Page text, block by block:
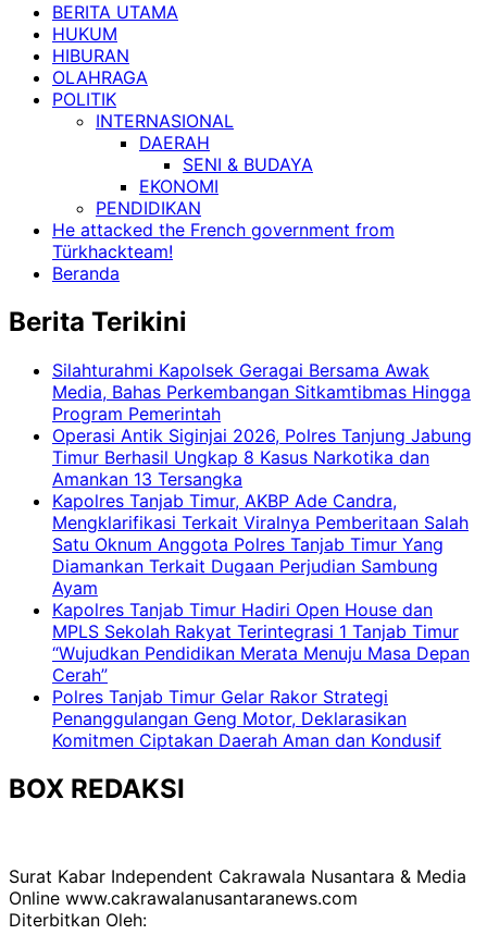
BERITA UTAMA
HUKUM
HIBURAN
OLAHRAGA
POLITIK
INTERNASIONAL
DAERAH
SENI & BUDAYA
EKONOMI
PENDIDIKAN
He attacked the French government from
Türkhackteam!
Beranda
Berita Terikini
Silahturahmi Kapolsek Geragai Bersama Awak
Media, Bahas Perkembangan Sitkamtibmas Hingga
Program Pemerintah
Operasi Antik Siginjai 2026, Polres Tanjung Jabung
Timur Berhasil Ungkap 8 Kasus Narkotika dan
Amankan 13 Tersangka
Kapolres Tanjab Timur, AKBP Ade Candra,
Mengklarifikasi Terkait Viralnya Pemberitaan Salah
Satu Oknum Anggota Polres Tanjab Timur Yang
Diamankan Terkait Dugaan Perjudian Sambung
Ayam
Kapolres Tanjab Timur Hadiri Open House dan
MPLS Sekolah Rakyat Terintegrasi 1 Tanjab Timur
“Wujudkan Pendidikan Merata Menuju Masa Depan
Cerah”
Polres Tanjab Timur Gelar Rakor Strategi
Penanggulangan Geng Motor, Deklarasikan
Komitmen Ciptakan Daerah Aman dan Kondusif
BOX REDAKSI
Surat Kabar Independent Cakrawala Nusantara & Media
Online www.cakrawalanusantaranews.com
Diterbitkan Oleh: